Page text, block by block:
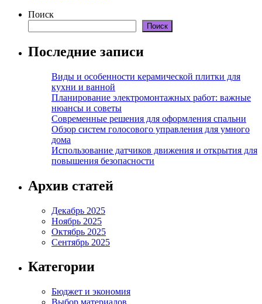
Поиск
Поиск
Последние записи
Виды и особенности керамической плитки для
кухни и ванной
Планирование электромонтажных работ: важные
нюансы и советы
Современные решения для оформления спальни
Обзор систем голосового управления для умного
дома
Использование датчиков движения и открытия для
повышения безопасности
Архив статей
Декабрь 2025
Ноябрь 2025
Октябрь 2025
Сентябрь 2025
Категории
Бюджет и экономия